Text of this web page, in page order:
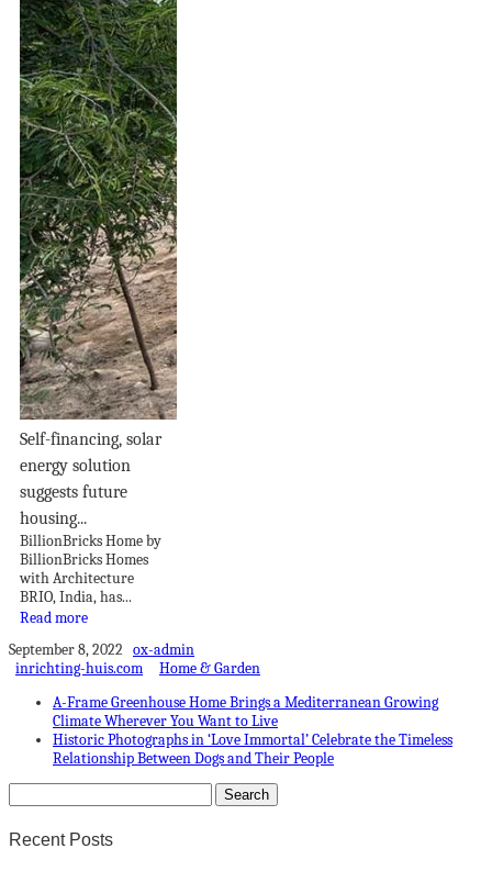
Self-financing, solar
energy solution
suggests future
housing...
BillionBricks Home by
BillionBricks Homes
with Architecture
BRIO, India, has...
Read more
September 8, 2022 ox-admin
inrichting-huis.com
Home & Garden
A-Frame Greenhouse Home Brings a Mediterranean Growing
Climate Wherever You Want to Live
Historic Photographs in ‘Love Immortal’ Celebrate the Timeless
Relationship Between Dogs and Their People
Recent Posts